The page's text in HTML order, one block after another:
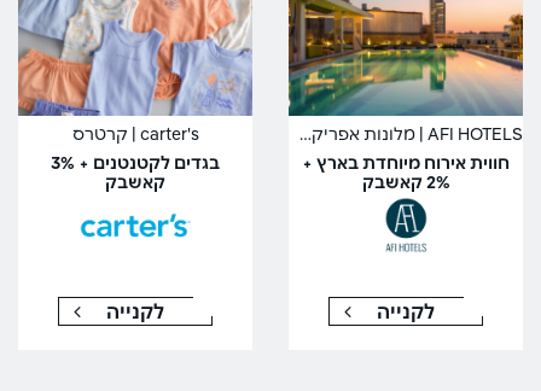
AFI HOTELS | מלונות אפריקה ישראל
חווית אירוח מיוחדת בארץ +
2% קאשבק
לקנייה
carter's | קרטרס
בגדים לקטנטנים + 3%
קאשבק
לקנייה